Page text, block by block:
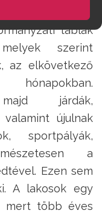
a város
táblák
szerint
az elkövetkező
járdák,
újulnak
sportpályák,
a
Ezen sem
A lakosok egy
mert több éves